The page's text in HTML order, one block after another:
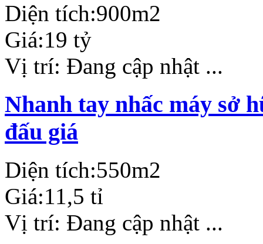
Diện tích:900m2
Giá:19 tỷ
Vị trí: Đang cập nhật ...
Nhanh tay nhấc máy sở
đấu giá
Diện tích:550m2
Giá:11,5 tỉ
Vị trí: Đang cập nhật ...